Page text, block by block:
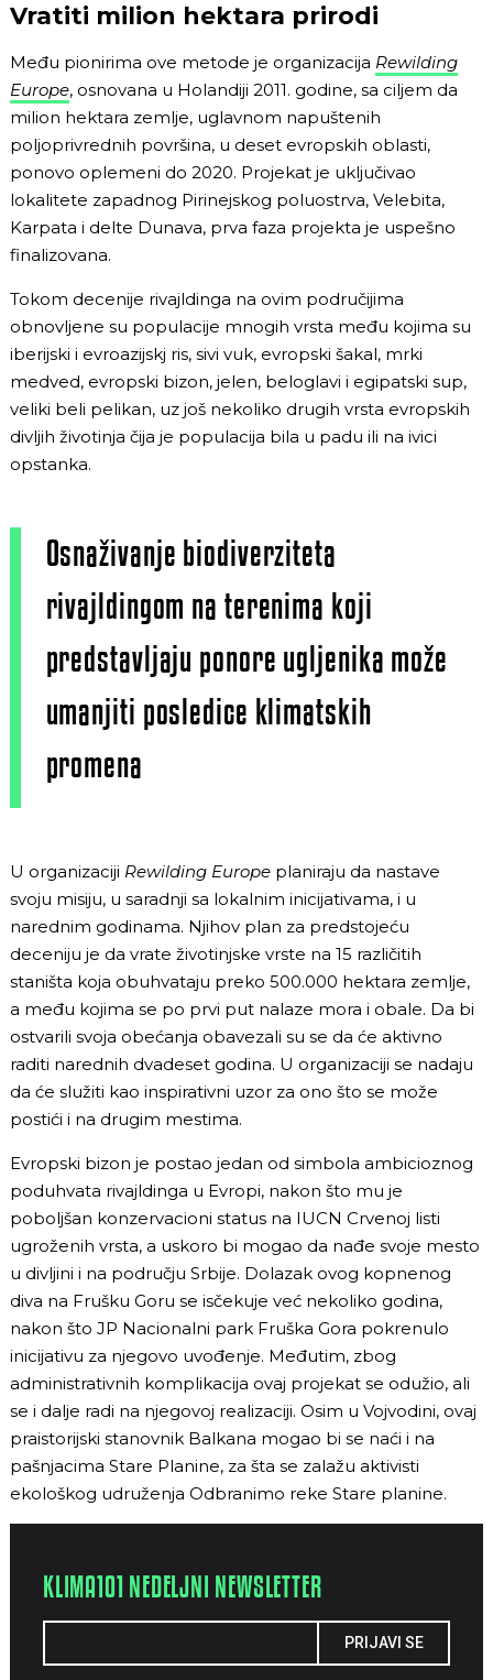
Vratiti milion hektara prirodi
Među pionirima ove metode je organizacija Rewilding
Europe, osnovana u Holandiji 2011. godine, sa ciljem da
milion hektara zemlje, uglavnom napuštenih
poljoprivrednih površina, u deset evropskih oblasti,
ponovo oplemeni do 2020. Projekat je uključivao
lokalitete zapadnog Pirinejskog poluostrva, Velebita,
Karpata i delte Dunava, prva faza projekta je uspešno
finalizovana.
Tokom decenije rivajldinga na ovim područijima
obnovljene su populacije mnogih vrsta među kojima su
iberijski i evroazijskj ris, sivi vuk, evropski šakal, mrki
medved, evropski bizon, jelen, beloglavi i egipatski sup,
veliki beli pelikan, uz još nekoliko drugih vrsta evropskih
divljih životinja čija je populacija bila u padu ili na ivici
opstanka.
Osnaživanje biodiverziteta
rivajldingom na terenima koji
predstavljaju ponore ugljenika može
umanjiti posledice klimatskih
promena
U organizaciji Rewilding Europe planiraju da nastave
svoju misiju, u saradnji sa lokalnim inicijativama, i u
narednim godinama. Njihov plan za predstojeću
deceniju je da vrate životinjske vrste na 15 različitih
staništa koja obuhvataju preko 500.000 hektara zemlje,
a među kojima se po prvi put nalaze mora i obale. Da bi
ostvarili svoja obećanja obavezali su se da će aktivno
raditi narednih dvadeset godina. U organizaciji se nadaju
da će služiti kao inspirativni uzor za ono što se može
postići i na drugim mestima.
Evropski bizon je postao jedan od simbola ambicioznog
poduhvata rivajldinga u Evropi, nakon što mu je
poboljšan konzervacioni status na IUCN Crvenoj listi
ugroženih vrsta, a uskoro bi mogao da nađe svoje mesto
u divljini i na području Srbije. Dolazak ovog kopnenog
diva na Frušku Goru se isčekuje već nekoliko godina,
nakon što JP Nacionalni park Fruška Gora pokrenulo
inicijativu za njegovo uvođenje. Međutim, zbog
administrativnih komplikacija ovaj projekat se odužio, ali
se i dalje radi na njegovoj realizaciji. Osim u Vojvodini, ovaj
praistorijski stanovnik Balkana mogao bi se naći i na
pašnjacima Stare Planine, za šta se zalažu aktivisti
ekološkog udruženja Odbranimo reke Stare planine.
KLIMA101 NEDELJNI NEWSLETTER
PRIJAVI SE